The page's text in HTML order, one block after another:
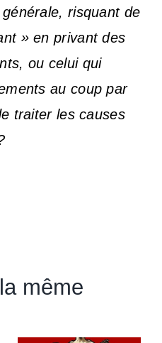
risquant de
» en privant des
ou celui qui
au coup par
traiter les causes
même